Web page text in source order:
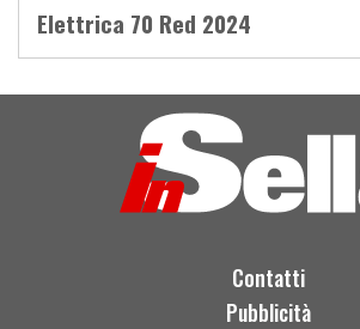
Elettrica 70 Red 2024
Contatti
Pubblicità